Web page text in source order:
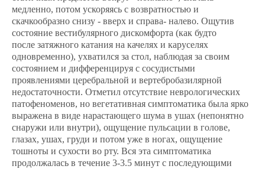
медленно, потом ускоряясь с возвратностью и
скачкообразно снизу - вверх и справа- налево. Ощутив
состояние вестибулярного дискомфорта (как будто
после затяжного катания на качелях и каруселях
одновременно), ухватился за стол, наблюдая за своим
состоянием и дифференцируя с сосудистыми
проявлениями церебральной и вертебробазилярной
недостаточности. Отметил отсутствие неврологических
патофеноменов, но вегетативная симптоматика была ярко
выражена в виде нарастающего шума в ушах (непонятно
снаружи или внутри), ощущение пульсации в голове,
глазах, ушах, груди и потом уже в ногах, ощущение
тошноты и сухости во рту. Вся эта симптоматика
продолжалась в течение 3-3.5 минут с последующими